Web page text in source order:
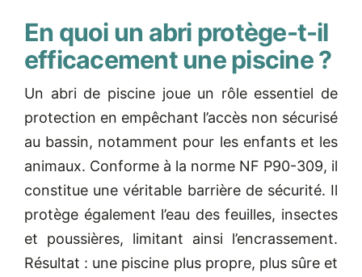
En quoi un abri protège-t-il
efficacement une piscine ?
Un abri de piscine joue un rôle essentiel de
protection en empêchant l’accès non sécurisé
au bassin, notamment pour les enfants et les
animaux. Conforme à la norme NF P90-309, il
constitue une véritable barrière de sécurité. Il
protège également l’eau des feuilles, insectes
et poussières, limitant ainsi l’encrassement.
Résultat : une piscine plus propre, plus sûre et